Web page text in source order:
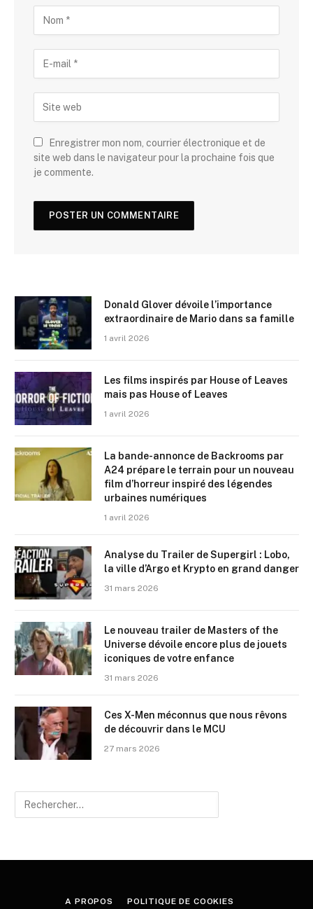
Enregistrer mon nom, courrier électronique et de
site web dans le navigateur pour la prochaine fois que
je commente.
Donald Glover dévoile l’importance
extraordinaire de Mario dans sa famille
1 avril 2026
Les films inspirés par House of Leaves
mais pas House of Leaves
1 avril 2026
La bande-annonce de Backrooms par
A24 prépare le terrain pour un nouveau
film d’horreur inspiré des légendes
urbaines numériques
1 avril 2026
Analyse du Trailer de Supergirl : Lobo,
la ville d’Argo et Krypto en grand danger
31 mars 2026
Le nouveau trailer de Masters of the
Universe dévoile encore plus de jouets
iconiques de votre enfance
31 mars 2026
Ces X-Men méconnus que nous rêvons
de découvrir dans le MCU
27 mars 2026
A PROPOS POLITIQUE DE COOKIES